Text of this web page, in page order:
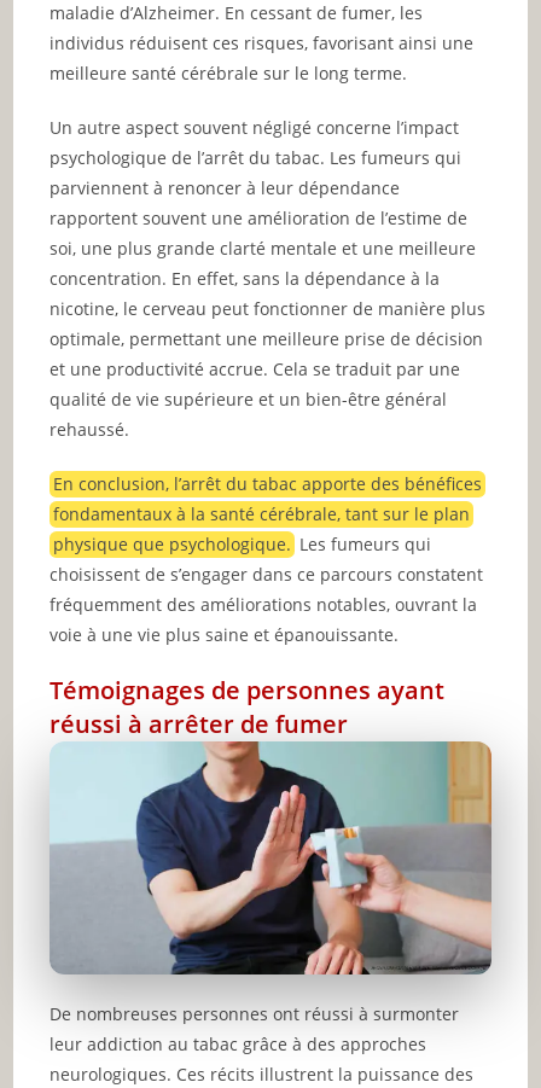
maladie d’Alzheimer. En cessant de fumer, les
individus réduisent ces risques, favorisant ainsi une
meilleure santé cérébrale sur le long terme.
Un autre aspect souvent négligé concerne l’impact
psychologique de l’arrêt du tabac. Les fumeurs qui
parviennent à renoncer à leur dépendance
rapportent souvent une amélioration de l’estime de
soi, une plus grande clarté mentale et une meilleure
concentration. En effet, sans la dépendance à la
nicotine, le cerveau peut fonctionner de manière plus
optimale, permettant une meilleure prise de décision
et une productivité accrue. Cela se traduit par une
qualité de vie supérieure et un bien-être général
rehaussé.
En conclusion, l’arrêt du tabac apporte des bénéfices
fondamentaux à la santé cérébrale, tant sur le plan
physique que psychologique. Les fumeurs qui
choisissent de s’engager dans ce parcours constatent
fréquemment des améliorations notables, ouvrant la
voie à une vie plus saine et épanouissante.
Témoignages de personnes ayant
réussi à arrêter de fumer
De nombreuses personnes ont réussi à surmonter
leur addiction au tabac grâce à des approches
neurologiques. Ces récits illustrent la puissance des